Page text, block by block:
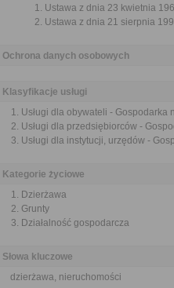
Ustawa z dnia 23 kwietnia
Ustawa z dnia 21 sierpnia
Ochrona danych osobowych
Klasyfikacje usługi
Usługi dla obywateli - Gospodarka
Usługi dla przedsiębiorców -
Usługi dla instytucji, urzędów -
Kategorie życiowe
Dzierżawa
Grunty
Działalność gospodarcza
Słowa kluczowe
dzierżawa, nieruchomości